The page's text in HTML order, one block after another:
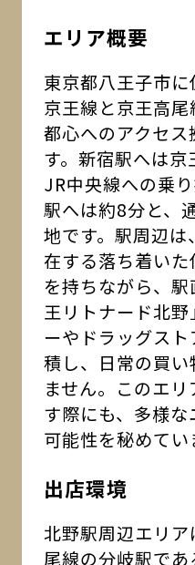
エリア概要
東京都八王子市に
京王線と京王高尾
都心へのアクセス
す。新宿駅へは京
JR中央線への乗
駅へは約8分と、
地です。駅周辺
在する落ち着い
を持ちながら、
王リトナード北
ーやドラッグス
積し、日常の買
ません。このエ
す際にも、多様
可能性を秘めてい
出店環境
北野駅周辺エリ
尾線の分岐駅で